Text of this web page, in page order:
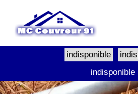
indisponible
indisponible